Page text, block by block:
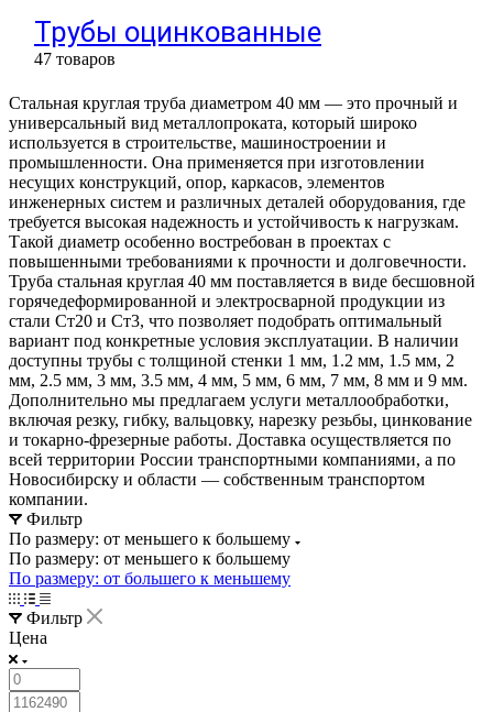
Трубы оцинкованные
47 товаров
Стальная круглая труба диаметром 40 мм — это прочный и
универсальный вид металлопроката, который широко
используется в строительстве, машиностроении и
промышленности. Она применяется при изготовлении
несущих конструкций, опор, каркасов, элементов
инженерных систем и различных деталей оборудования, где
требуется высокая надежность и устойчивость к нагрузкам.
Такой диаметр особенно востребован в проектах с
повышенными требованиями к прочности и долговечности.
Труба стальная круглая 40 мм поставляется в виде бесшовной
горячедеформированной и электросварной продукции из
стали Ст20 и Ст3, что позволяет подобрать оптимальный
вариант под конкретные условия эксплуатации. В наличии
доступны трубы с толщиной стенки 1 мм, 1.2 мм, 1.5 мм, 2
мм, 2.5 мм, 3 мм, 3.5 мм, 4 мм, 5 мм, 6 мм, 7 мм, 8 мм и 9 мм.
Дополнительно мы предлагаем услуги металлообработки,
включая резку, гибку, вальцовку, нарезку резьбы, цинкование
и токарно-фрезерные работы. Доставка осуществляется по
всей территории России транспортными компаниями, а по
Новосибирску и области — собственным транспортом
компании.
Фильтр
По размеру: от меньшего к большему
По размеру: от меньшего к большему
По размеру: от большего к меньшему
Фильтр
Цена